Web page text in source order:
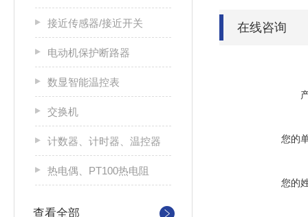
接近传感器/接近开关
电动机保护断路器
数显智能温控表
交换机
计数器、计时器、温控器
热电偶、PT100热电阻
查看全部
在线咨询
您的
您的